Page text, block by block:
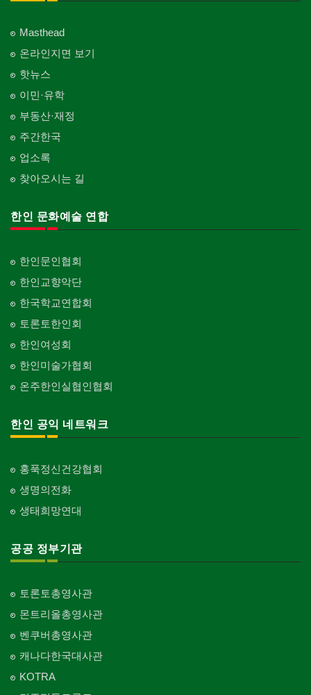
Masthead
온라인지면 보기
핫뉴스
이민·유학
부동산·재정
주간한국
업소록
찾아오시는 길
한인 문화예술 연합
한인문인협회
한인교향악단
한국학교연합회
토론토한인회
한인여성회
한인미술가협회
온주한인실협인협회
한인 공익 네트워크
홍푹정신건강협회
생명의전화
생태희망연대
공공 정부기관
토론토총영사관
몬트리올총영사관
벤쿠버총영사관
캐나다한국대사관
KOTRA